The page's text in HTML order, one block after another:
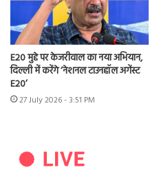
E20 मुद्दे पर केजरीवाल का नया अभियान,
दिल्ली में करेंगे ‘नेशनल टाउनहॉल अगेंस्ट
E20’
27 July 2026 - 3:51 PM